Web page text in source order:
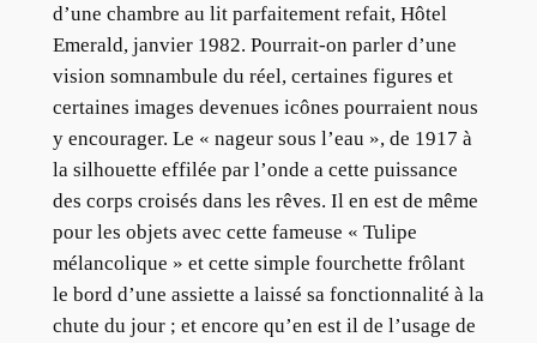
d’une chambre au lit parfaitement refait, Hôtel
Emerald, janvier 1982. Pourrait-on parler d’une
vision somnambule du réel, certaines figures et
certaines images devenues icônes pourraient nous
y encourager. Le « nageur sous l’eau », de 1917 à
la silhouette effilée par l’onde a cette puissance
des corps croisés dans les rêves. Il en est de même
pour les objets avec cette fameuse « Tulipe
mélancolique » et cette simple fourchette frôlant
le bord d’une assiette a laissé sa fonctionnalité à la
chute du jour ; et encore qu’en est il de l’usage de